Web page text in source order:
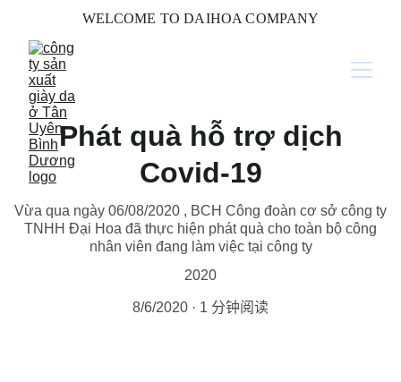
WELCOME TO DAIHOA COMPANY
Phát quà hỗ trợ dịch
Covid-19
Vừa qua ngày 06/08/2020 , BCH Công đoàn cơ sở công ty
TNHH Đại Hoa đã thực hiện phát quà cho toàn bộ công
nhân viên đang làm việc tại công ty
2020
8/6/2020 1 分钟阅读